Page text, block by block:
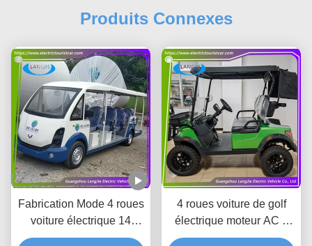
Produits Connexes
Fabrication Mode 4 roues
voiture électrique 14
places autobus électrique
4 roues voiture de golf
électrique moteur AC 2
places véhicules